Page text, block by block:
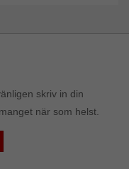
skriv in din
när som helst.